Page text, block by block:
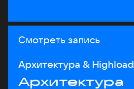
Смотреть запись
Архитектура & Highload
Архитектура